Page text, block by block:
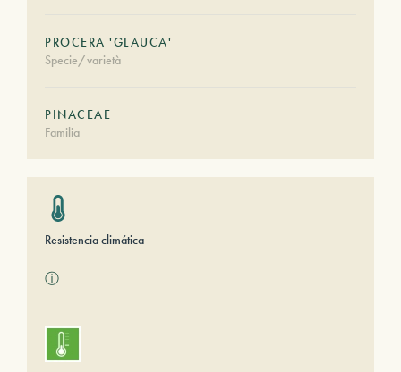
PROCERA 'GLAUCA'
Specie/varietà
PINACEAE
Familia
Resistencia climática
ⓘ